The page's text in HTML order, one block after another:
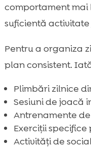
comportament mai
suficientă
Pentru a organiza
plan consistent.
Plimbări zilnice
Sesiuni de joacă
Antrenamente
Exerciții
Activități de